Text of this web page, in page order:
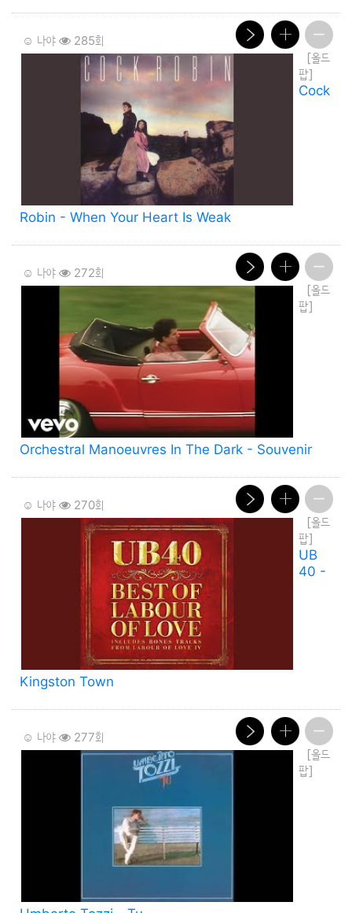
☺️ 나야 285회
[올드
팝]
Cock
Robin - When Your Heart Is Weak
☺️ 나야 272회
[올드
팝]
Orchestral Manoeuvres In The Dark - Souvenir
☺️ 나야 270회
[올드
팝]
UB
40 -
Kingston Town
☺️ 나야 277회
[올드
팝]